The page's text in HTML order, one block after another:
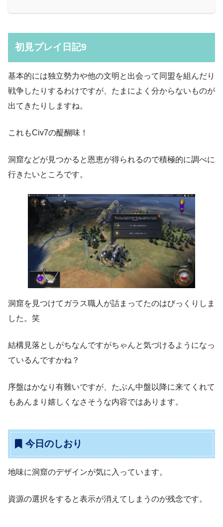
初見プレイ日記9
基本的には独立勢力や他の文明と出会って同盟を組んだり
戦争したりするわけですが、たまによく分からないものが
出てきたりしますね。
これもCiv7の醍醐味！
洞窟などが見つかると恩恵が得られるので積極的に調べに
行きたいところです。
洞窟を見つけてガラス職人が詰まってたのはびっくりしま
した。笑
結構見落としがちなんですがちゃんと気づけるようになっ
ているんですかね？
序盤はかなり有難いですが、たぶん中盤以降に来てくれて
もあんまり嬉しくなさそうな内容ではあります。
今日のしおり
地味に洞窟のデザインが気に入っています。
資源の選択をすると表示が消えてしまうのが残念です。